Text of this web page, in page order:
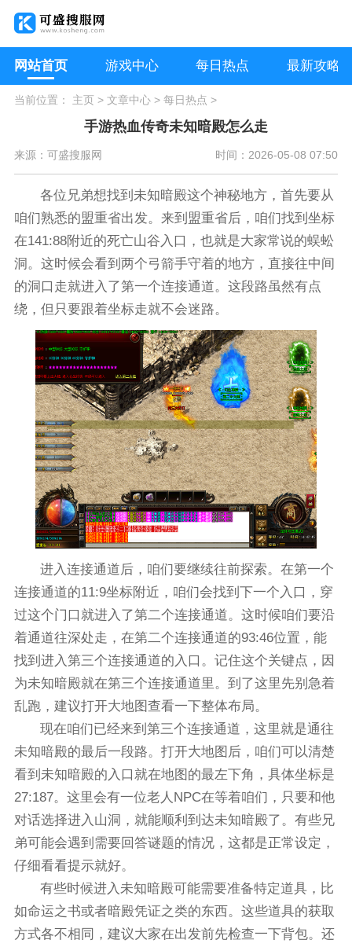
网站首页 游戏中心 每日热点 最新攻略
当前位置： 主页> 文章中心> 每日热点 >
手游热血传奇未知暗殿怎么走
来源：可盛搜服网 时间：2026-05-08 07:50
各位兄弟想找到未知暗殿这个神秘地方，首先要从
咱们熟悉的盟重省出发。来到盟重省后，咱们找到坐标
在141:88附近的死亡山谷入口，也就是大家常说的蜈蚣
洞。这时候会看到两个弓箭手守着的地方，直接往中间
的洞口走就进入了第一个连接通道。这段路虽然有点
绕，但只要跟着坐标走就不会迷路。
进入连接通道后，咱们要继续往前探索。在第一个
连接通道的11:9坐标附近，咱们会找到下一个入口，穿
过这个门口就进入了第二个连接通道。这时候咱们要沿
着通道往深处走，在第二个连接通道的93:46位置，能
找到进入第三个连接通道的入口。记住这个关键点，因
为未知暗殿就在第三个连接通道里。到了这里先别急着
乱跑，建议打开大地图查看一下整体布局。
现在咱们已经来到第三个连接通道，这里就是通往
未知暗殿的最后一段路。打开大地图后，咱们可以清楚
看到未知暗殿的入口就在地图的最左下角，具体坐标是
27:187。这里会有一位老人NPC在等着咱们，只要和他
对话选择进入山洞，就能顺利到达未知暗殿了。有些兄
弟可能会遇到需要回答谜题的情况，这都是正常设定，
仔细看看提示就好。
有些时候进入未知暗殿可能需要准备特定道具，比
如命运之书或者暗殿凭证之类的东西。这些道具的获取
方式各不相同，建议大家在出发前先检查一下背包。还